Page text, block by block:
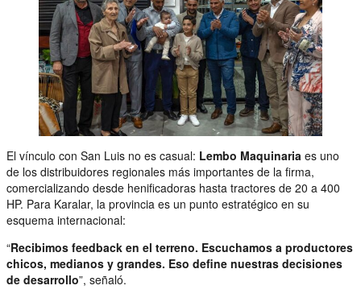
El vínculo con San Luis no es casual: Lembo Maquinaria es uno
de los distribuidores regionales más importantes de la firma,
comercializando desde henificadoras hasta tractores de 20 a 400
HP. Para Karalar, la provincia es un punto estratégico en su
esquema internacional:
“Recibimos feedback en el terreno. Escuchamos a productores
chicos, medianos y grandes. Eso define nuestras decisiones
de desarrollo”, señaló.